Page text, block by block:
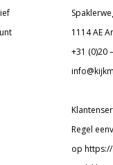
1114 AE
+31 (0)20
Regel
op